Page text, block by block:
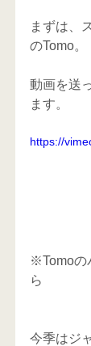
まずは、
のTomo。
動画を送
ます。
https://
※Tomoの
ら
今季はジ